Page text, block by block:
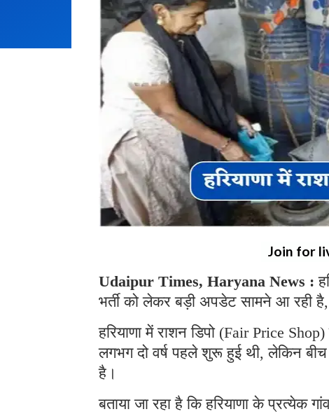
Join for
Udaipur Times, Haryana News :
भर्ती को लेकर बड़ी अपडेट सामने आ रही है,
हरियाणा में राशन डिपो (Fair Price
लगभग दो वर्ष पहले शुरू हुई थी, लेकिन
है।
बताया जा रहा है कि हरियाणा के